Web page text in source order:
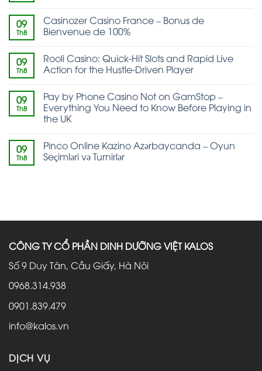
09
Th8
Casinozer Casino France – Bonus de
Bienvenue de 100%
09
Th8
Rooli Casino: Quick‑Hit Slots and Rapid Live
Action for the Hustle‑Driven Player
09
Th8
Pay by Phone Casino Not on GamStop –
Everything You Need to Know Before Playing in
the UK
09
Th8
Pinco Online Kazino Azərbaycanda – Oyun
Seçimləri və Turnirlər
CÔNG TY CỔ PHẦN DINH DƯỠNG VIỆT KALOS
Số 9 Duy Tân, Cầu Giấy, Hà Nôi
0968.314.938
0901.839.479
info@kalos.vn
DỊCH VỤ